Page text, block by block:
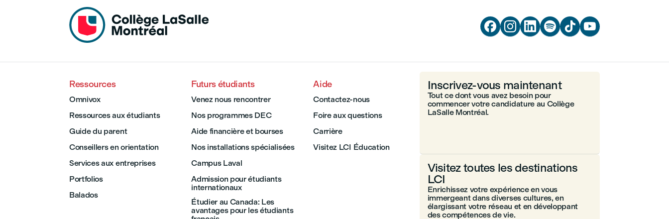
     
Ressources
Omnivox
Ressources aux étudiants
Guide du parent
Conseillers en orientation
Services aux entreprises
Portfolios
Balados
Futurs étudiants
Venez nous rencontrer
Nos programmes DEC
Aide financière et bourses
Nos installations spécialisées
Campus Laval
Admission pour étudiants
internationaux
Étudier au Canada: Les
avantages pour les étudiants
Aide
Contactez-nous
Foire aux questions
Carrière
Visitez LCI Éducation
Inscrivez-vous maintenant
Tout ce dont vous avez besoin pour
commencer votre candidature au Collège
LaSalle Montréal.
Visitez toutes les destinations
LCI
Enrichissez votre expérience en vous
immergeant dans diverses cultures, en
élargissant votre réseau et en développant
des compétences de vie.